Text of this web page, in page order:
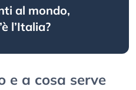
al mondo,
l’Italia?
e a cosa serve